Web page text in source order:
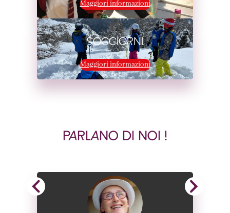
Maggiori informazioni
SOGGIORNI
Maggiori informazioni
PARLANO DI NOI !